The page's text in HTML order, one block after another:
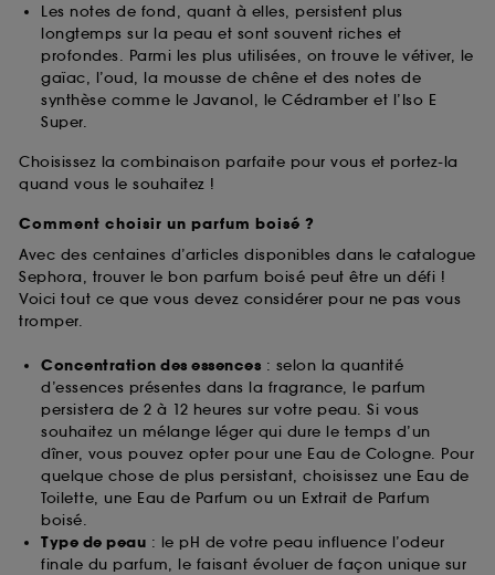
Les notes de fond, quant à elles, persistent plus
longtemps sur la peau et sont souvent riches et
profondes. Parmi les plus utilisées, on trouve le vétiver, le
gaïac, l’oud, la mousse de chêne et des notes de
synthèse comme le Javanol, le Cédramber et l’Iso E
Super.
Choisissez la combinaison parfaite pour vous et portez-la
quand vous le souhaitez !
Comment choisir un parfum boisé ?
Avec des centaines d’articles disponibles dans le catalogue
Sephora, trouver le bon parfum boisé peut être un défi !
Voici tout ce que vous devez considérer pour ne pas vous
tromper.
Concentration des essences : selon la quantité
d’essences présentes dans la fragrance, le parfum
persistera de 2 à 12 heures sur votre peau. Si vous
souhaitez un mélange léger qui dure le temps d’un
dîner, vous pouvez opter pour une Eau de Cologne. Pour
quelque chose de plus persistant, choisissez une Eau de
Toilette, une Eau de Parfum ou un Extrait de Parfum
boisé.
Type de peau : le pH de votre peau influence l’odeur
finale du parfum, le faisant évoluer de façon unique sur